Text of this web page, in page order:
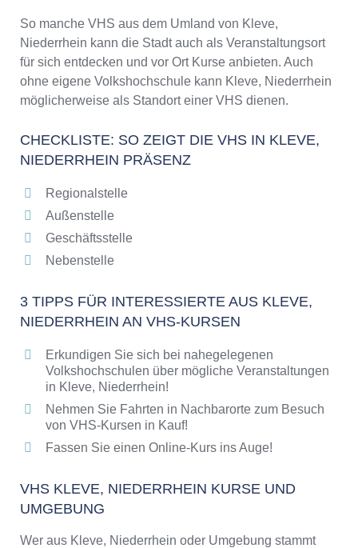
2026
So manche VHS aus dem Umland von Kleve,
Niederrhein kann die Stadt auch als Veranstaltungsort
für sich entdecken und vor Ort Kurse anbieten. Auch
ohne eigene Volkshochschule kann Kleve, Niederrhein
möglicherweise als Standort einer VHS dienen.
CHECKLISTE: SO ZEIGT DIE VHS IN KLEVE,
NIEDERRHEIN PRÄSENZ
Regionalstelle
Außenstelle
Geschäftsstelle
Nebenstelle
3 TIPPS FÜR INTERESSIERTE AUS KLEVE,
NIEDERRHEIN AN VHS-KURSEN
Erkundigen Sie sich bei nahegelegenen
Volkshochschulen über mögliche Veranstaltungen
in Kleve, Niederrhein!
Nehmen Sie Fahrten in Nachbarorte zum Besuch
von VHS-Kursen in Kauf!
Fassen Sie einen Online-Kurs ins Auge!
VHS KLEVE, NIEDERRHEIN KURSE UND
UMGEBUNG
Wer aus Kleve, Niederrhein oder Umgebung stammt